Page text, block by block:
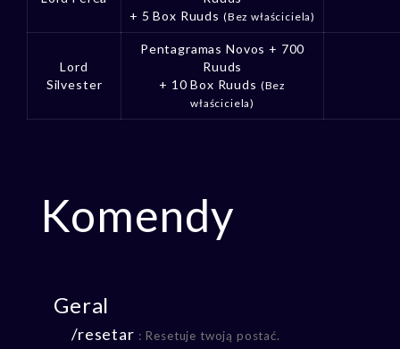
+ 5 Box Ruuds (Bez właściciela)
Lord
Silvester
Pentagramas Novos + 700
Ruuds
+ 10 Box Ruuds (Bez
właściciela)
Komendy
Geral
/resetar : Resetuje twoją postać.